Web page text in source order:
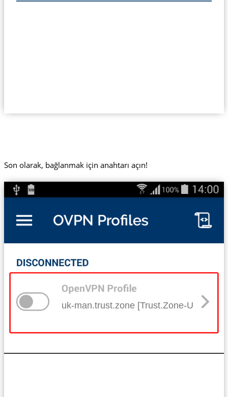
Son olarak, bağlanmak için anahtarı açın!
uk-man.trust.zone [Trust.Zone-United-